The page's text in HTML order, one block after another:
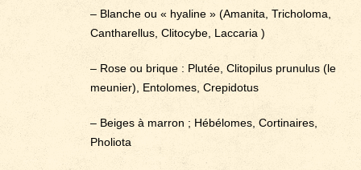
– Blanche ou « hyaline » (Amanita, Tricholoma,
Cantharellus, Clitocybe, Laccaria )
– Rose ou brique : Plutée, Clitopilus prunulus (le
meunier), Entolomes, Crepidotus
– Beiges à marron ; Hébélomes, Cortinaires,
Pholiota